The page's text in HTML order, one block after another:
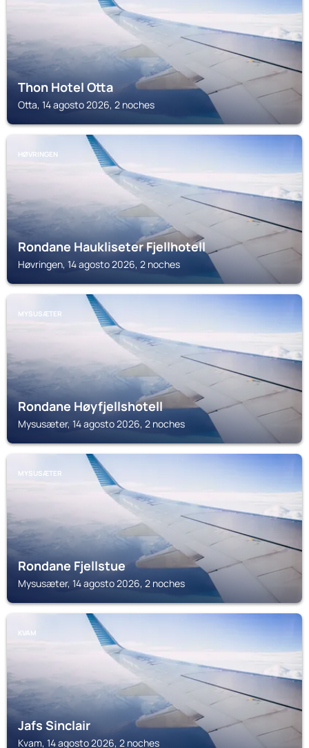
Thon Hotel Otta
Otta, 14 agosto 2026, 2 noches
HØVRINGEN
Rondane Haukliseter Fjellhotell
Høvringen, 14 agosto 2026, 2 noches
MYSUSÆTER
Rondane Høyfjellshotell
Mysusæter, 14 agosto 2026, 2 noches
MYSUSÆTER
Rondane Fjellstue
Mysusæter, 14 agosto 2026, 2 noches
KVAM
Jafs Sinclair
Kvam, 14 agosto 2026, 2 noches